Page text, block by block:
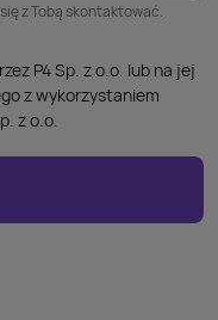
z Tobą skontaktować.
P4 Sp. z o.o. lub na jej
z wykorzystaniem
z o.o.